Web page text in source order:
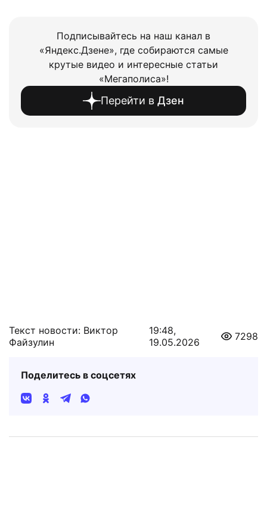
Подписывайтесь на наш канал в
«Яндекс.Дзене», где собираются самые
крутые видео и интересные статьи
«Мегаполиса»!
Перейти в Дзен
Текст новости: Виктор
Файзулин
19:48,
19.05.2026
7298
Поделитесь в соцсетях